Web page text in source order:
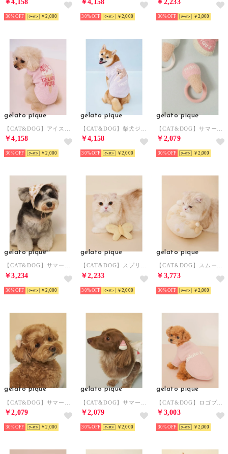
￥4,158
30% ￥2,000
￥4,158
30% ￥2,000
￥2,233
30% ￥2,000
gelato pique
￥4,158
30% ￥2,000
gelato pique
￥4,158
30% ￥2,000
gelato pique
￥2,079
30% ￥2,000
gelato pique
【CAT&DOG】サマーベア柄ハット 【返品不可商品】 （PNK）
￥3,234
30% ￥2,000
gelato pique
【CAT&DOG】スプリングモチーフトイ 【返品不可商品】 （YEL）
￥2,233
30% ￥2,000
gelato pique
【CAT&DOG】スムーズィーフラワーモチーフニットピロー 【返品不可商品】 （YEL）
￥3,773
30% ￥2,000
gelato pique
￥2,079
30% ￥2,000
gelato pique
￥2,079
30% ￥2,000
gelato pique
￥3,003
30% ￥2,000